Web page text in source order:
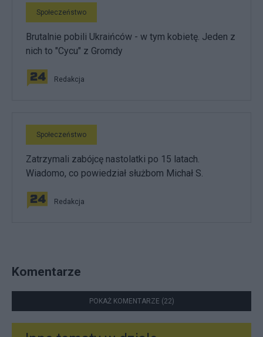
Społeczeństwo
Brutalnie pobili Ukraińców - w tym kobietę. Jeden z
nich to "Cycu" z Gromdy
Redakcja
Społeczeństwo
Zatrzymali zabójcę nastolatki po 15 latach.
Wiadomo, co powiedział służbom Michał S.
Redakcja
Komentarze
POKAŻ KOMENTARZE (22)